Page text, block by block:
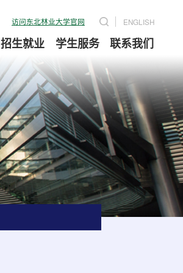
访问东北林业大学官网 ENGLISH
招生就业 学生服务 联系我们